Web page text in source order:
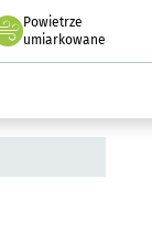
Powietrze
we Wrocławiu
umiarkowane